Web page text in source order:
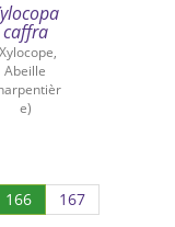
caffra
Abeille
e)
166(Actuel)
167Page
167